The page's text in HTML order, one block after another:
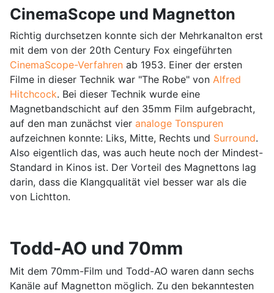
CinemaScope und Magnetton
Richtig durchsetzen konnte sich der Mehrkanalton erst
mit dem von der 20th Century Fox eingeführten
CinemaScope-Verfahren ab 1953. Einer der ersten
Filme in dieser Technik war "The Robe" von Alfred
Hitchcock. Bei dieser Technik wurde eine
Magnetbandschicht auf den 35mm Film aufgebracht,
auf den man zunächst vier analoge Tonspuren
aufzeichnen konnte: Liks, Mitte, Rechts und Surround.
Also eigentlich das, was auch heute noch der Mindest-
Standard in Kinos ist. Der Vorteil des Magnettons lag
darin, dass die Klangqualität viel besser war als die
von Lichtton.
Todd-AO und 70mm
Mit dem 70mm-Film und Todd-AO waren dann sechs
Kanäle auf Magnetton möglich. Zu den bekanntesten